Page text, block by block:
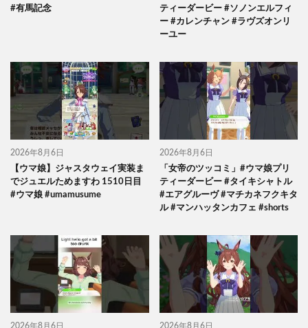
#有馬記念
ティーダービー #ソノンエルフィ
ー #カレンチャン #ラヴズオンリ
ーユー
2026年8月6日
【ウマ娘】ジャスタウェイ実装ま
でジュエルためますわ 1510日目
#ウマ娘 #umamusume
2026年8月6日
「女帝のツッコミ」#ウマ娘プリ
ティーダービー #タイキシャトル
#エアグルーヴ #マチカネフクキタ
ル #マンハッタンカフェ #shorts
2026年8月6日 2026年8月6日